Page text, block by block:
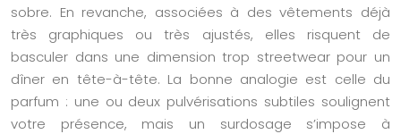
sobre. En revanche, associées à des vêtements déjà
très graphiques ou très ajustés, elles risquent de
basculer dans une dimension trop streetwear pour un
dîner en tête-à-tête. La bonne analogie est celle du
parfum : une ou deux pulvérisations subtiles soulignent
votre présence, mais un surdosage s’impose à